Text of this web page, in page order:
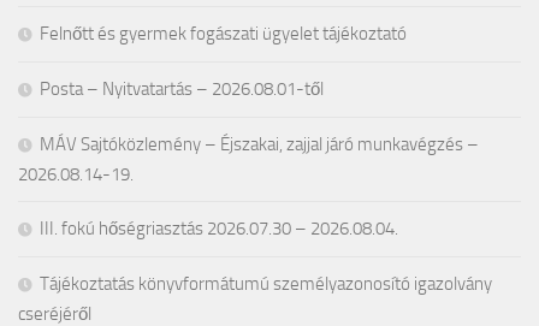
Felnőtt és gyermek fogászati ügyelet tájékoztató
Posta – Nyitvatartás – 2026.08.01-től
MÁV Sajtóközlemény – Éjszakai, zajjal járó munkavégzés –
2026.08.14-19.
III. fokú hőségriasztás 2026.07.30 – 2026.08.04.
Tájékoztatás könyvformátumú személyazonosító igazolvány
cseréjéről